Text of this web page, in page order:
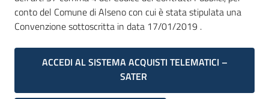
conto del Comune di Alseno con cui è stata stipulata una
Convenzione sottoscritta in data 17/01/2019 .
ACCEDI AL SISTEMA ACQUISTI TELEMATICI –
SATER